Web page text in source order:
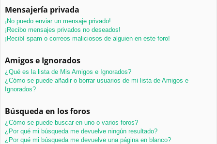
Mensajería privada
¡No puedo enviar un mensaje privado!
¡Recibo mensajes privados no deseados!
¡Recibí spam o correos maliciosos de alguien en este foro!
Amigos e Ignorados
¿Qué es la lista de Mis Amigos e Ignorados?
¿Cómo se puede añadir o borrar usuarios de mi lista de Amigos e
Ignorados?
Búsqueda en los foros
¿Cómo se puede buscar en uno o varios foros?
¿Por qué mi búsqueda me devuelve ningún resultado?
¿Por qué mi búsqueda me devuelve una página en blanco?